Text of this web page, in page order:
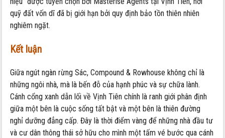
quỹ đất vốn dĩ đã bị giới hạn bởi quy định bảo tồn thiên nhiên
nghiêm ngặt.
Kết luận
Giữa ngút ngàn rừng Sác, Compound & Rowhouse không chỉ là
những ngôi nhà, mà là bến đỗ của hạnh phúc và sự chữa lành.
Cánh cổng xanh dẫn lối về Vịnh Tiên chính là ranh giới phân định
giữa một bên là cuộc sống tất bật và một bên là thiên đường
nghỉ dưỡng đẳng cấp. Đây là thời điểm vàng để những nhà đầu tư
và cư dân thông thái sở hữu cho mình một tấm vé bước qua cánh